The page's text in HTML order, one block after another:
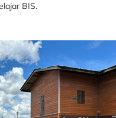
BIS.